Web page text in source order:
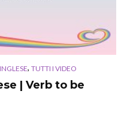
, TUTTI I VIDEO
| Verb to be